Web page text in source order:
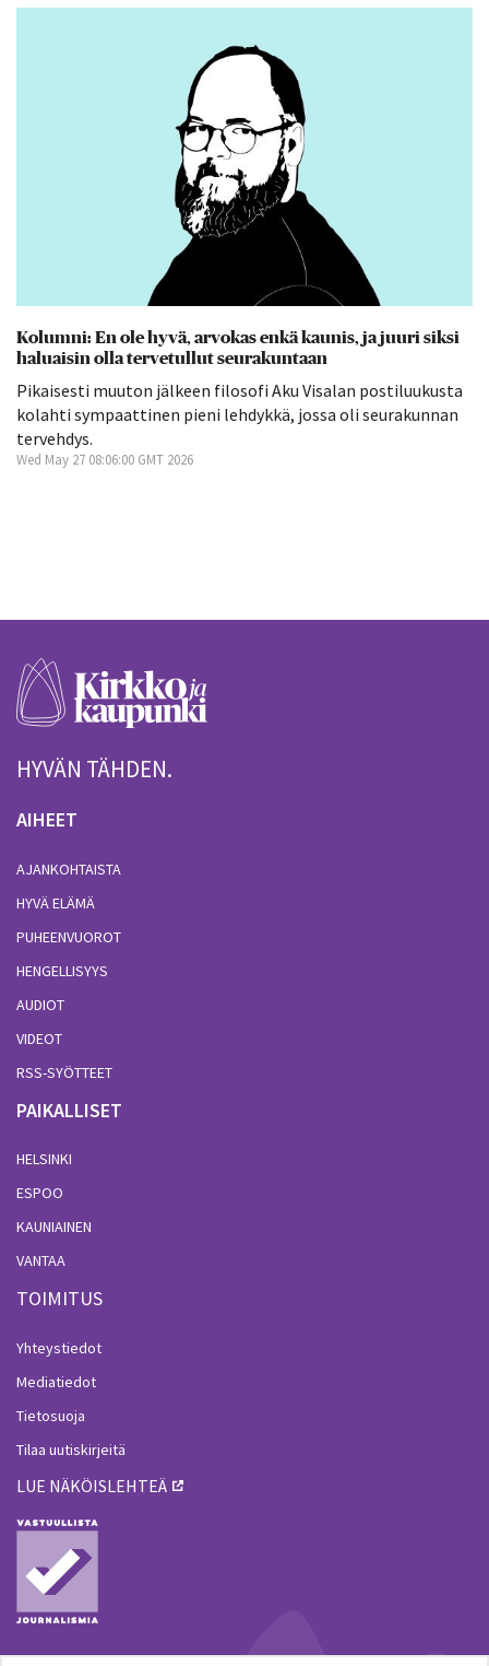
Kolumni: En ole hyvä, arvokas enkä kaunis, ja juuri siksi
haluaisin olla tervetullut seurakuntaan
Pikaisesti muuton jälkeen filosofi Aku Visalan postiluukusta
kolahti sympaattinen pieni lehdykkä, jossa oli seurakunnan
tervehdys.
Wed May 27 08:06:00 GMT 2026
HYVÄN TÄHDEN.
AIHEET
AJANKOHTAISTA
HYVÄ ELÄMÄ
PUHEENVUOROT
HENGELLISYYS
AUDIOT
VIDEOT
RSS-SYÖTTEET
PAIKALLISET
HELSINKI
ESPOO
KAUNIAINEN
VANTAA
TOIMITUS
Yhteystiedot
Mediatiedot
Tietosuoja
Tilaa uutiskirjeitä
LUE NÄKÖISLEHTEÄ